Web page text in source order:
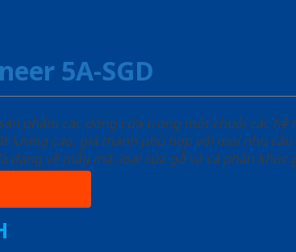
5A-SGD
phẩm các dòng cửa trong một chuỗi các hệ
cao, giá thành phù hợp với mọi nhu cầu
dạng về mẫu mã, loại cửa gỗ và cả phân khúc